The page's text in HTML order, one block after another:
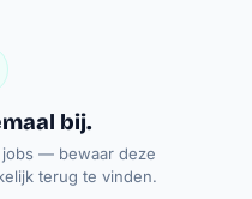
bij.
— bewaar deze
terug te vinden.